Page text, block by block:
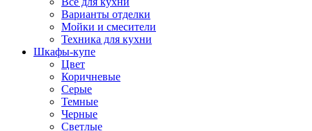
Варианты отделки
Мойки и смесители
Техника для кухни
Шкафы-купе
Цвет
Коричневые
Серые
Темные
Черные
Светлые